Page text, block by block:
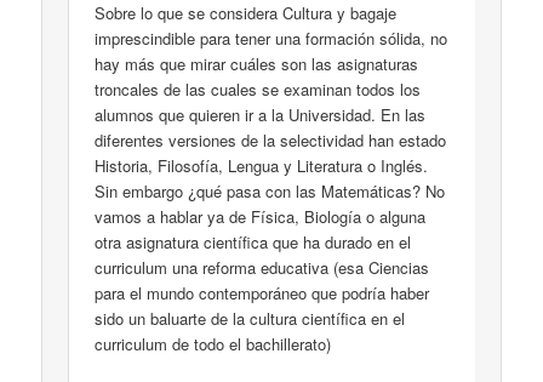
Sobre lo que se considera Cultura y bagaje
imprescindible para tener una formación sólida, no
hay más que mirar cuáles son las asignaturas
troncales de las cuales se examinan todos los
alumnos que quieren ir a la Universidad. En las
diferentes versiones de la selectividad han estado
Historia, Filosofía, Lengua y Literatura o Inglés.
Sin embargo ¿qué pasa con las Matemáticas? No
vamos a hablar ya de Física, Biología o alguna
otra asignatura científica que ha durado en el
curriculum una reforma educativa (esa Ciencias
para el mundo contemporáneo que podría haber
sido un baluarte de la cultura científica en el
curriculum de todo el bachillerato)